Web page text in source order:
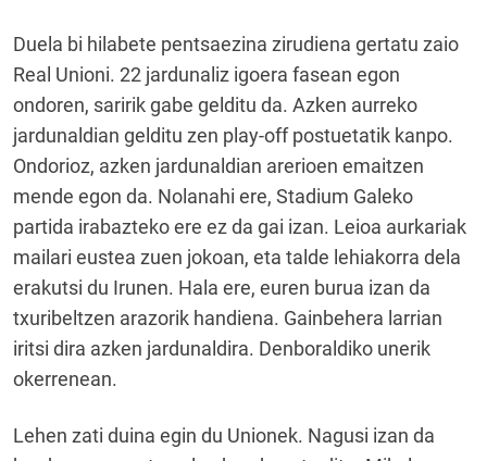
Duela bi hilabete pentsaezina zirudiena gertatu zaio
Real Unioni. 22 jardunaliz igoera fasean egon
ondoren, saririk gabe gelditu da. Azken aurreko
jardunaldian gelditu zen play-off postuetatik kanpo.
Ondorioz, azken jardunaldian arerioen emaitzen
mende egon da. Nolanahi ere, Stadium Galeko
partida irabazteko ere ez da gai izan. Leioa aurkariak
mailari eustea zuen jokoan, eta talde lehiakorra dela
erakutsi du Irunen. Hala ere, euren burua izan da
txuribeltzen arazorik handiena. Gainbehera larrian
iritsi dira azken jardunaldira. Denboraldiko unerik
okerrenean.
Lehen zati duina egin du Unionek. Nagusi izan da